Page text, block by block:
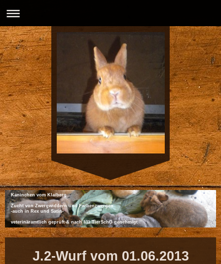
Kaninchen vom Klaiberg
Zucht von Zwergwiddern und Farbenzwergen
-auch in Rex und Satin-
veterinäramtlich geprüft & nach §11 TierSchG genehmigt
J.2-Wurf vom 01.06.2013